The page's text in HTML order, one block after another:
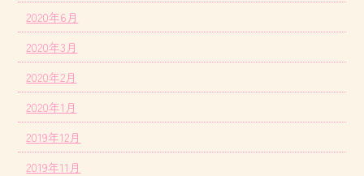
2020年6月
2020年3月
2020年2月
2020年1月
2019年12月
2019年11月